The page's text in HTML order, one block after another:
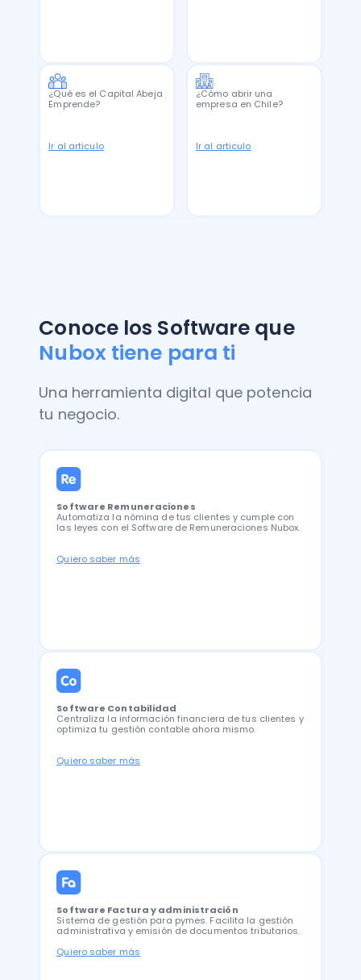
¿Qué es el Capital Abeja
Emprende?
Ir al articulo
¿Cómo abrir una
empresa en Chile?
Ir al articulo
Conoce los Software que
Nubox tiene para ti
Una herramienta digital que potencia
tu negocio.
Software Remuneraciones
Automatiza la nómina de tus clientes y cumple con
las leyes con el Software de Remuneraciones Nubox.
Quiero saber más
Software Contabilidad
Centraliza la información financiera de tus clientes y
optimiza tu gestión contable ahora mismo.
Quiero saber más
Software Factura y administración
Sistema de gestión para pymes. Facilita la gestión
administrativa y emisión de documentos tributarios.
Quiero saber más